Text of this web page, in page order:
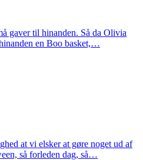
gaver til hinanden. Så da Olivia
en Boo basket,…
at vi elsker at gøre noget ud af
så forleden dag, så…